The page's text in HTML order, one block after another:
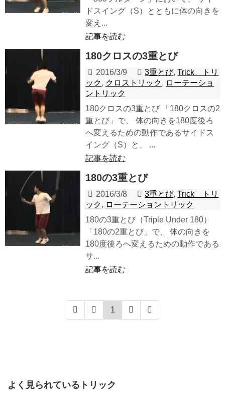
ドスイング（S）とともに体の向きを
変え...
記事を読む
180クロスの3重とび
2016/3/9 3重とび,Trick トリ
ック, クロストリック, ローテーショ
ントリック
180クロスの3重とび 「180クロスの2
重とび」で、 体の向きを180度後ろ
へ変えるための動作であるサイドス
イング（S）と、 ...
記事を読む
180の3重とび
2016/3/8 3重とび,Trick トリ
ック, ローテーショントリック
180の3重とび（Triple Under 180）
「180の2重とび」で、 体の向きを
180度後ろへ変えるための動作である
サ...
記事を読む
1
よく見られているトリック